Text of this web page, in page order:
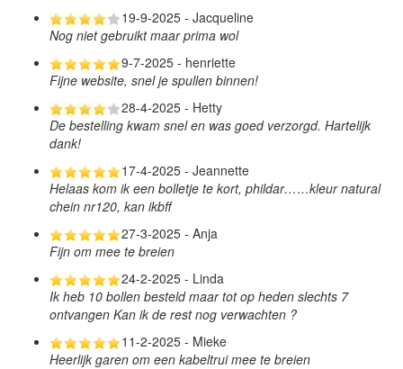
19-9-2025 - Jacqueline
Nog niet gebruikt maar prima wol
9-7-2025 - henriette
Fijne website, snel je spullen binnen!
28-4-2025 - Hetty
De bestelling kwam snel en was goed verzorgd. Hartelijk
dank!
17-4-2025 - Jeannette
Helaas kom ik een bolletje te kort, phildar……kleur natural
chein nr120, kan ikbff
27-3-2025 - Anja
Fijn om mee te breien
24-2-2025 - Linda
Ik heb 10 bollen besteld maar tot op heden slechts 7
ontvangen Kan ik de rest nog verwachten ?
11-2-2025 - Mieke
Heerlijk garen om een kabeltrui mee te breien